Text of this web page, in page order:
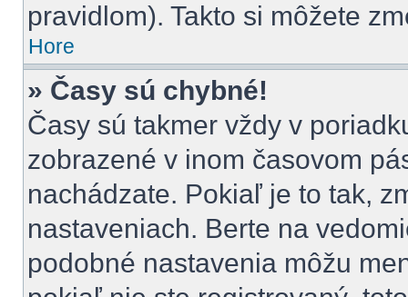
pravidlom). Takto si môžete
Hore
» Časy sú chybné!
Časy sú takmer vždy v
zobrazené v inom časovom
nachádzate. Pokiaľ je to tak,
nastaveniach. Berte na
podobné nastavenia môžu